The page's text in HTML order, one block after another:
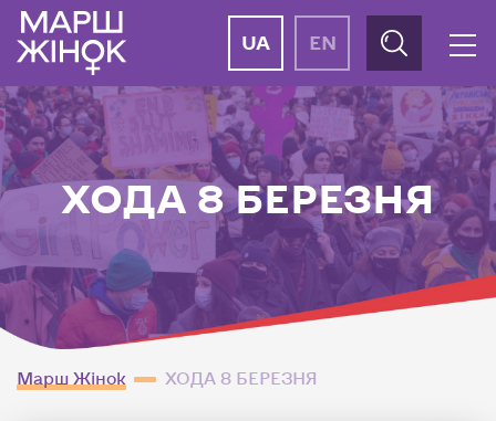
UA EN
ХОДА 8 БЕРЕЗНЯ
Марш Жінок ХОДА 8 БЕРЕЗНЯ